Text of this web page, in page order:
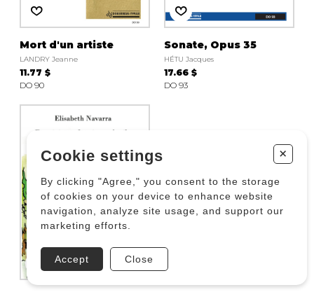
Mort d'un artiste
LANDRY Jeanne
11.77 $
DO 90
Sonate, Opus 35
HÉTU Jacques
17.66 $
DO 93
Cookie settings +
By clicking "Agree," you consent to the storage
of cookies on your device to enhance website
navigation, analyze site usage, and support our
marketing efforts.
Accept Close